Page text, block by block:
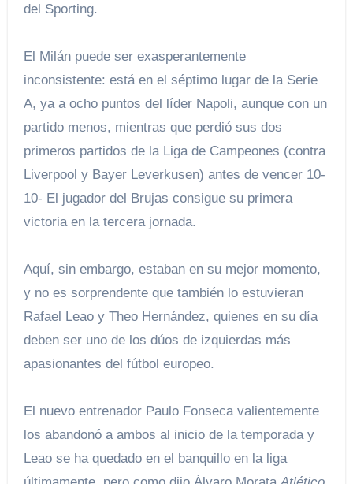
del Sporting.
El Milán puede ser exasperantemente
inconsistente: está en el séptimo lugar de la Serie
A, ya a ocho puntos del líder Napoli, aunque con un
partido menos, mientras que perdió sus dos
primeros partidos de la Liga de Campeones (contra
Liverpool y Bayer Leverkusen) antes de vencer 10-
10- El jugador del Brujas consigue su primera
victoria en la tercera jornada.
Aquí, sin embargo, estaban en su mejor momento,
y no es sorprendente que también lo estuvieran
Rafael Leao y Theo Hernández, quienes en su día
deben ser uno de los dúos de izquierdas más
apasionantes del fútbol europeo.
El nuevo entrenador Paulo Fonseca valientemente
los abandonó a ambos al inicio de la temporada y
Leao se ha quedado en el banquillo en la liga